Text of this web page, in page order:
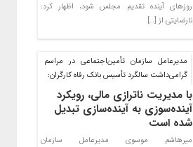
روزهای آینده تقدیم مجلس شود، اظهار کرد:
نارضایتی از […]
مدیرعامل سازمان تأمین‌اجتماعی در مراسم
گرامی‌داشت سالگرد تأسیس بانک رفاه کارگران:
با مدیریت ناترازی مالی، رویکرد
آینده‌سوزی به آینده‌سازی تبدیل
شده است
میرهاشم موسوی مدیرعامل سازمان